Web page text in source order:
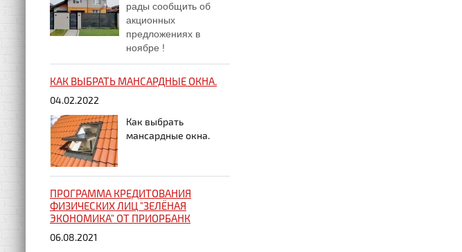
рады сообщить об
акционных
предложениях в
ноябре !
КАК ВЫБРАТЬ МАНСАРДНЫЕ ОКНА.
04.02.2022
Как выбрать
мансардные окна.
ПРОГРАММА КРЕДИТОВАНИЯ
ФИЗИЧЕСКИХ ЛИЦ "ЗЕЛЁНАЯ
ЭКОНОМИКА" ОТ ПРИОРБАНК
06.08.2021